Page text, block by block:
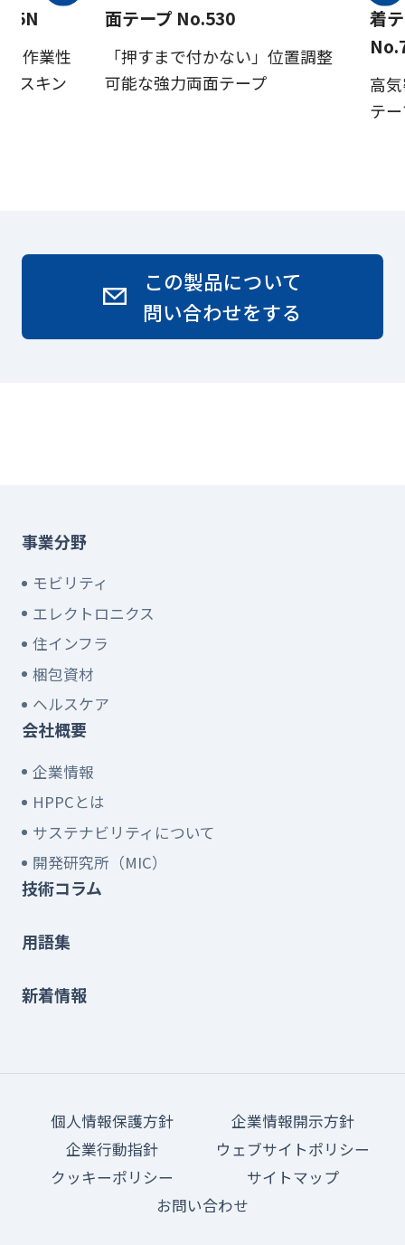
作業性
スキン
面テープ No.530
「押すまで付かない」位置調整
可能な強力両面テープ
着
高
テ
この製品について
問い合わせをする
事業分野
モビリティ
エレクトロニクス
住インフラ
梱包資材
ヘルスケア
会社概要
企業情報
HPPCとは
サステナビリティについて
開発研究所（MIC）
技術コラム
用語集
新着情報
個人情報保護方針
企業情報開示方針
企業行動指針
ウェブサイトポリシー
クッキーポリシー
サイトマップ
お問い合わせ